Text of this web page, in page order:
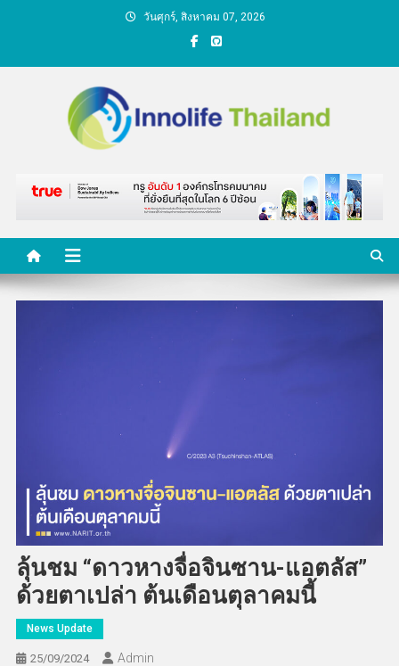
วันศุกร์, สิงหาคม 07, 2026
คนกับความคิด ชีวิตกับ
นวัตกรรม
ลุ้นชม “ดาวหางจื่อจินซาน-แอตลัส”
ด้วยตาเปล่า ต้นเดือนตุลาคมนี้
News Update
25/09/2024 Admin